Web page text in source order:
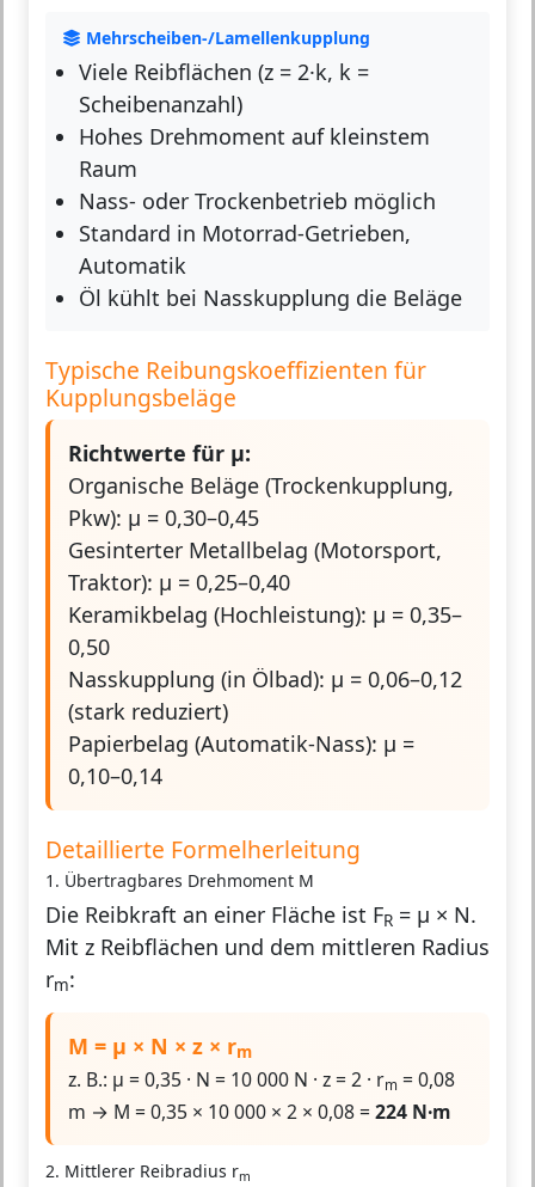
Mehrscheiben-/Lamellenkupplung
Viele Reibflächen (z = 2·k, k =
Scheibenanzahl)
Hohes Drehmoment auf kleinstem
Raum
Nass- oder Trockenbetrieb möglich
Standard in Motorrad-Getrieben,
Automatik
Öl kühlt bei Nasskupplung die Beläge
Typische Reibungskoeffizienten für
Kupplungsbeläge
Richtwerte für μ:
Organische Beläge (Trockenkupplung,
Pkw): μ = 0,30–0,45
Gesinterter Metallbelag (Motorsport,
Traktor): μ = 0,25–0,40
Keramikbelag (Hochleistung): μ = 0,35–
0,50
Nasskupplung (in Ölbad): μ = 0,06–0,12
(stark reduziert)
Papierbelag (Automatik-Nass): μ =
0,10–0,14
Detaillierte Formelherleitung
1. Übertragbares Drehmoment M
Die Reibkraft an einer Fläche ist FR = μ × N.
Mit z Reibflächen und dem mittleren Radius
rm:
M = μ × N × z × rm
z. B.: μ = 0,35 · N = 10 000 N · z = 2 · rm = 0,08
m → M = 0,35 × 10 000 × 2 × 0,08 = 224 N·m
2. Mittlerer Reibradius rm